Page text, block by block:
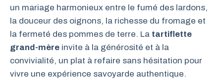
un mariage harmonieux entre le fumé des lardons,
la douceur des oignons, la richesse du fromage et
la fermeté des pommes de terre. La tartiflette
grand-mère invite à la générosité et à la
convivialité, un plat à refaire sans hésitation pour
vivre une expérience savoyarde authentique.